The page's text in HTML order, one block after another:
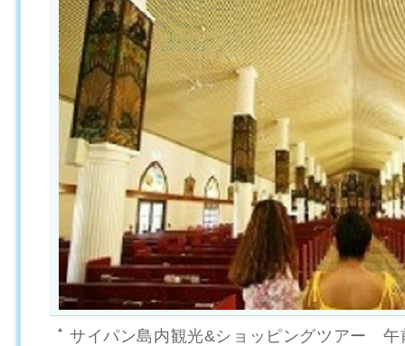
サイパン島内観光&ショッピングツアー 午